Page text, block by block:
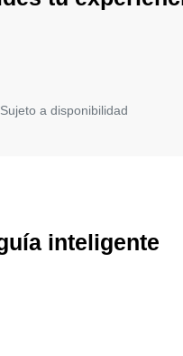
a disponibilidad
inteligente